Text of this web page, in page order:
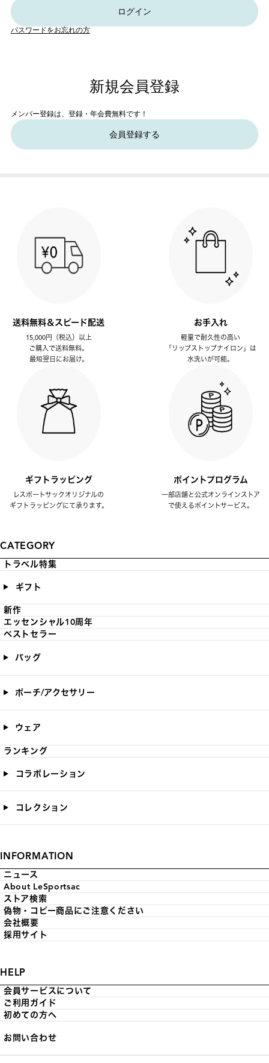
ログイン
パスワードをお忘れの方
新規会員登録
メンバー登録は、登録・年会費無料です！
会員登録する
送料無料＆スピード配送
15,000円（税込）以上
ご購入で送料無料。
最短翌日にお届け。
お手入れ
軽量で耐久性の高い
「リップストップナイロン」は
水洗いが可能。
ギフトラッピング
レスポートサックオリジナルの
ギフトラッピングにて承ります。
ポイントプログラム
一部店舗と公式オンラインストア
で使えるポイントサービス。
CATEGORY
トラベル特集
ギフト
新作
エッセンシャル10周年
ベストセラー
バッグ
ポーチ/アクセサリー
ウェア
ランキング
コラボレーション
コレクション
INFORMATION
ニュース
About LeSportsac
ストア検索
偽物・コピー商品にご注意ください
会社概要
採用サイト
HELP
会員サービスについて
ご利用ガイド
初めての方へ
お問い合わせ